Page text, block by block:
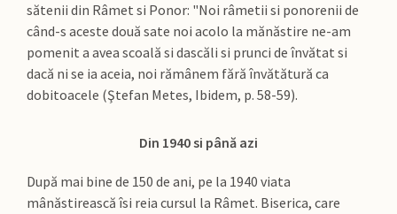
sătenii din Râmet si Ponor: "Noi râmetii si ponorenii de
când-s aceste două sate noi acolo la mănăstire ne-am
pomenit a avea scoală si dascăli si prunci de învătat si
dacă ni se ia aceia, noi rămânem fără învătătură ca
dobitoacele (Ştefan Metes, Ibidem, p. 58-59).
Din 1940 si până azi
După mai bine de 150 de ani, pe la 1940 viata
mânăstirească îsi reia cursul la Râmet. Biserica, care